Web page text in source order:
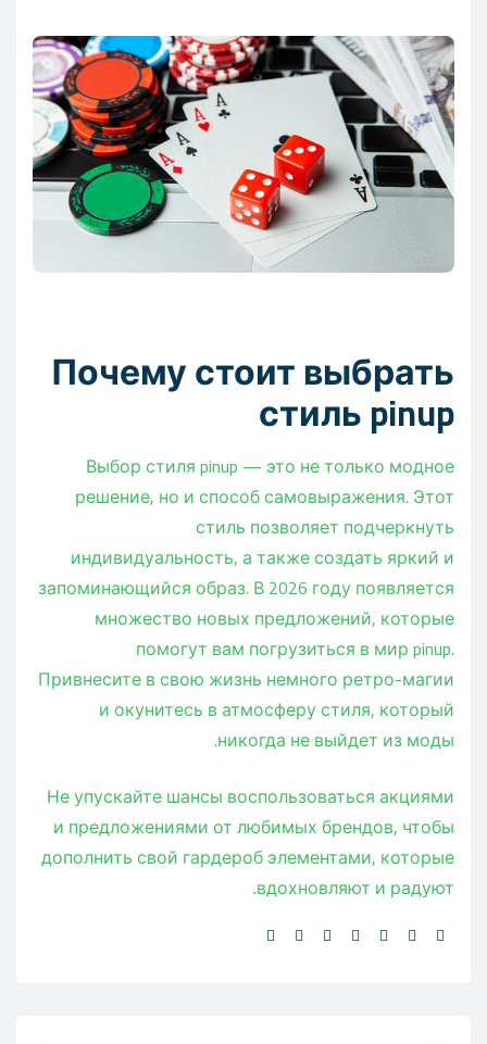
Почему стоит выбрать
стиль pinup
Выбор стиля pinup — это не только модное
решение, но и способ самовыражения. Этот
стиль позволяет подчеркнуть
индивидуальность, а также создать яркий и
запоминающийся образ. В 2026 году появляется
множество новых предложений, которые
помогут вам погрузиться в мир pinup.
Привнесите в свою жизнь немного ретро-магии
и окунитесь в атмосферу стиля, который
никогда не выйдет из моды.
Не упускайте шансы воспользоваться акциями
и предложениями от любимых брендов, чтобы
дополнить свой гардероб элементами, которые
вдохновляют и радуют.
Share: